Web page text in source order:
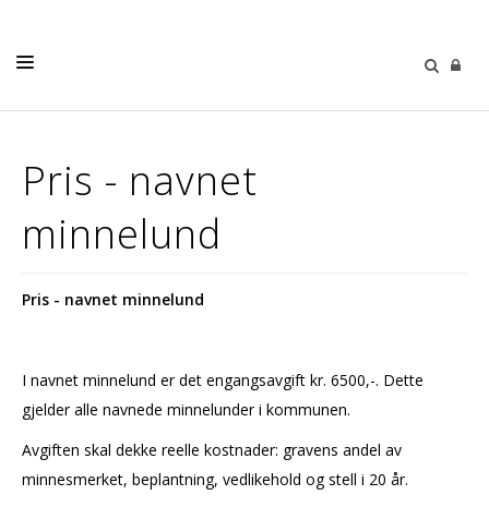
BARN OG UNGE
KONFIRMASJON
GRAVFERD
KALENDER
Pris - navnet
minnelund
Pris - navnet minnelund
I navnet minnelund er det engangsavgift kr. 6500,-. Dette
gjelder alle navnede minnelunder i kommunen.
Avgiften skal dekke reelle kostnader: gravens andel av
minnesmerket, beplantning, vedlikehold og stell i 20 år.